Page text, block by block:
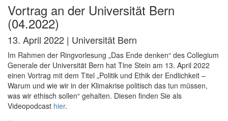
Vortrag an der Universität Bern
(04.2022)
13. April 2022 | Universität Bern
Im Rahmen der Ringvorlesung „Das Ende denken“ des Collegium
Generale der Universität Bern hat Tine Stein am 13. April 2022
einen Vortrag mit dem Titel „Politik und Ethik der Endlichkeit –
Warum und wie wir in der Klimakrise politisch das tun müssen,
was wir ethisch sollen“ gehalten. Diesen finden Sie als
Videopodcast hier.